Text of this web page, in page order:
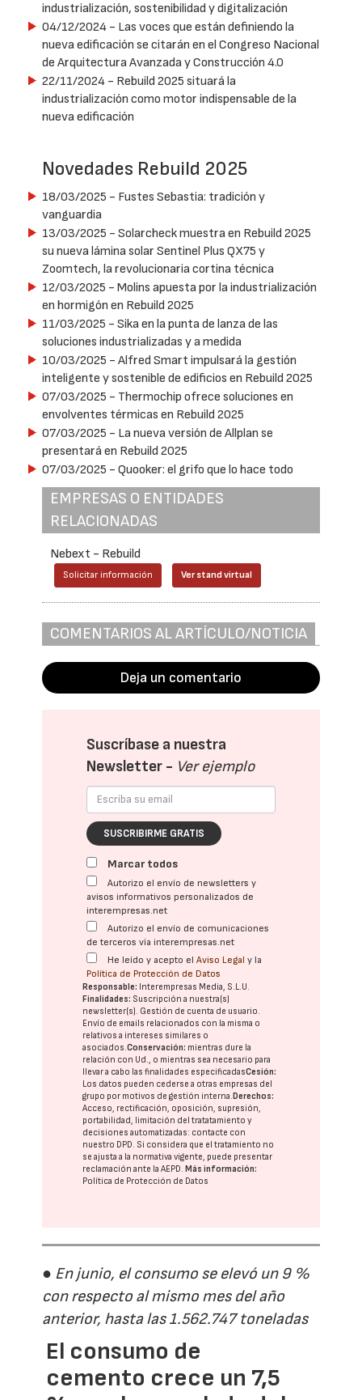
industrialización, sostenibilidad y digitalización
04/12/2024 - Las voces que están definiendo la
nueva edificación se citarán en el Congreso Nacional
de Arquitectura Avanzada y Construcción 4.0
22/11/2024 - Rebuild 2025 situará la
industrialización como motor indispensable de la
nueva edificación
Novedades Rebuild 2025
18/03/2025 - Fustes Sebastia: tradición y
vanguardia
13/03/2025 - Solarcheck muestra en Rebuild 2025
su nueva lámina solar Sentinel Plus QX75 y
Zoomtech, la revolucionaria cortina técnica
12/03/2025 - Molins apuesta por la industrialización
en hormigón en Rebuild 2025
11/03/2025 - Sika en la punta de lanza de las
soluciones industrializadas y a medida
10/03/2025 - Alfred Smart impulsará la gestión
inteligente y sostenible de edificios en Rebuild 2025
07/03/2025 - Thermochip ofrece soluciones en
envolventes térmicas en Rebuild 2025
07/03/2025 - La nueva versión de Allplan se
presentará en Rebuild 2025
07/03/2025 - Quooker: el grifo que lo hace todo
EMPRESAS O ENTIDADES
RELACIONADAS
Nebext - Rebuild
Solicitar información Ver stand virtual
COMENTARIOS AL ARTÍCULO/NOTICIA
Deja un comentario
Suscríbase a nuestra
Newsletter - Ver ejemplo
SUSCRIBIRME GRATIS
Marcar todos
Autorizo el envío de newsletters y
avisos informativos personalizados de
interempresas.net
Autorizo el envío de comunicaciones
de terceros vía interempresas.net
He leído y acepto elAviso Legal y la
Política de Protección de Datos
Responsable: Interempresas Media, S.L.U.
Finalidades: Suscripción a nuestra(s)
newsletter(s). Gestión de cuenta de usuario.
Envío de emails relacionados con la misma o
relativos a intereses similares o
asociados.Conservación: mientras dure la
relación con Ud., o mientras sea necesario para
llevar a cabo las finalidades especificadasCesión:
Los datos pueden cederse a otras empresas del
grupo por motivos de gestión interna.Derechos:
Acceso, rectificación, oposición, supresión,
portabilidad, limitación del tratatamiento y
decisiones automatizadas: contacte con
nuestro DPD . Si considera que el tratamiento no
se ajusta a la normativa vigente, puede presentar
reclamación ante laAEPD .Más información:
Política de Protección de Datos
● En junio, el consumo se elevó un 9 %
con respecto al mismo mes del año
anterior, hasta las 1.562.747 toneladas
El consumo de
cemento crece un 7,5